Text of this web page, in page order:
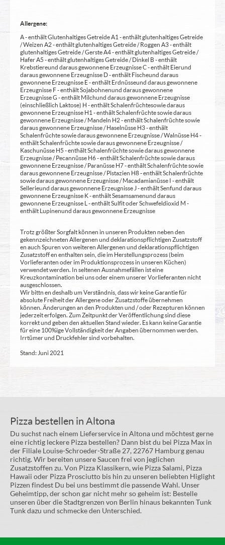
Allergene:
A - enthält Glutenhaltiges Getreide A1 - enthält glutenhaltiges Getreide
/ Weizen A2 - enthält glutenhaltiges Getreide / Roggen A3 - enthält
glutenhaltiges Getreide / Gerste A4 - enthält glutenhaltiges Getreide /
Hafer A5 - enthält glutenhaltiges Getreide / Dinkel B - enthält
Krebstiere und daraus gewonnene Erzeugnisse C - enthält Eier und
daraus gewonnene Erzeugnisse D - enthält Fische und daraus
gewonnene Erzeugnisse E - enthält Erdnüsse und daraus gewonnene
Erzeugnisse F - enthält Sojabohnen und daraus gewonnene
Erzeugnisse G - enthält Milch und daraus gewonnene Erzeugnisse
(einschließlich Laktose) H - enthält Schalenfrüchte sowie daraus
gewonnene Erzeugnisse H1 - enthält Schalenfrüchte sowie daraus
gewonnene Erzeugnisse / Mandeln H2 - enthält Schalenfrüchte sowie
daraus gewonnene Erzeugnisse / Haselnüsse H3 - enthält
Schalenfrüchte sowie daraus gewonnene Erzeugnisse / Walnüsse H4 -
enthält Schalenfrüchte sowie daraus gewonnene Erzeugnisse /
Kaschunüsse H5 - enthält Schalenfrüchte sowie daraus gewonnene
Erzeugnisse / Pecannüsse H6 - enthält Schalenfrüchte sowie daraus
gewonnene Erzeugnisse / Paranüsse H7 - enthält Schalenfrüchte sowie
daraus gewonnene Erzeugnisse / Pistazien H8 - enthält Schalenfrüchte
sowie daraus gewonnene Erzeugnisse / Macadamianüsse I - enthält
Sellerie und daraus gewonnene Erzeugnisse J - enthält Senf und daraus
gewonnene Erzeugnisse K - enthält Sesamsamen und daraus
gewonnene Erzeugnisse L - enthält Sulfit oder Schwefeldioxid M -
enthält Lupinen und daraus gewonnene Erzeugnisse
Trotz größter Sorgfalt können in unseren Produkten neben den
gekennzeichneten Allergenen und deklarationspflichtigen Zusatzstoff
en auch Spuren von weiteren Allergenen und deklarationspflichtigen
Zusatzstoff en enthalten sein, die im Herstellungsprozess (beim
Vorlieferanten oder im Produktionsprozess in unseren Küchen)
verwendet werden. In seltenen Ausnahmefällen ist eine
Kreuzkontamination bei uns oder einem unserer Vorlieferanten nicht
ausgeschlossen.
Wir bittn en deshalb um Verständnis, dass wir keine Garantie für
absolute Freiheit der Allergene oder Zusatzstoffe übernehmen
können. Änderungen an den Produkten und / oder Rezepturen können
jederzeit erfolgen. Zum Zeitpunkt der Veröffentlichung sind diese
korrekt und geben den aktuellen Stand wieder. Es kann keine Garantie
für eine 100%ige Vollständigkeit der Angaben übernommen werden.
Irrtümer und Druckfehler sind vorbehalten.
Stand: Juni 2021
Pizza bestellen in Altona
Du suchst nach einem Lieferservice in Altona und möchtest gerne
eine richtig leckere Pizza bestellen? Dann bist du bei Pizza Max in
der Filiale Louise-Schroeder-Straße 27, 22767 Hamburg genau
richtig. Wir bereiten unsere Saucen frei von jeglichen
Zusatzstoffen zu. Von Pizza Klassikern, wie Pizza Salami, Pizza
Hawaii oder Pizza Prosciutto bis hin zu unseren beliebten Higlight
Pizzen findest Du bei uns bestimmt die passende Wahl. Unser
Geheimtipp, der schon gar nicht mehr so geheim ist: Bestelle
unseren über die Stadtgrenzen von Berlin hinaus bekannten Tunk
Tunk dazu und schmecke den Unterschied.